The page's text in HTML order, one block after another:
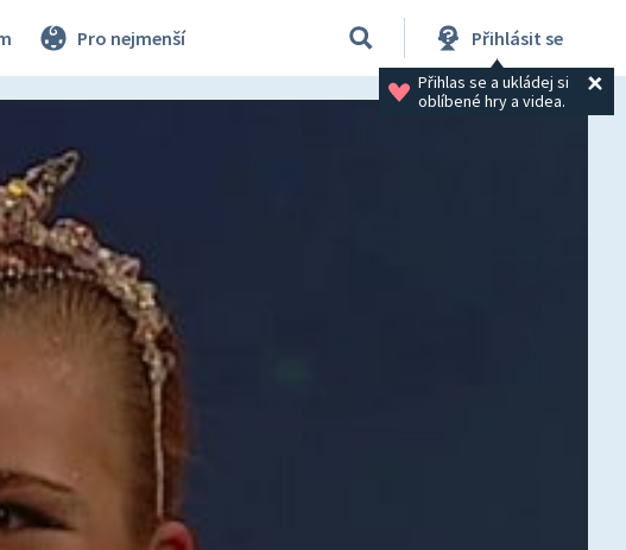
Pro nejmenší Přihlásit se
Přihlas se a ukládej si
oblíbené hry a videa.